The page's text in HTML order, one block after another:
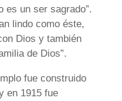
es un ser sagrado”.
lindo como éste,
Dios y también
de Dios”.
fue construido
en 1915 fue